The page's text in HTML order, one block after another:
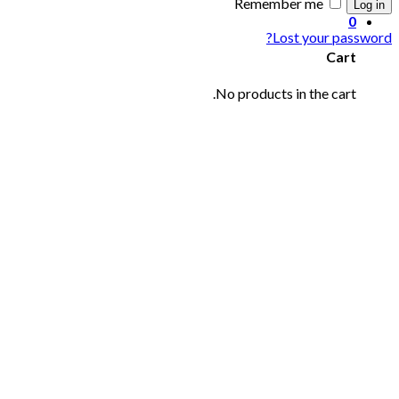
0
Cart
No products in the cart.
Log in
Remember me
Lost your password?